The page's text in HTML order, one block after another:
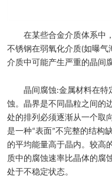
在某些合金介质体系中
不锈钢在弱氧化介质(如曝气
介质中可能产生严重的晶间
晶间腐蚀:金属材料在特
蚀。晶界是不同晶粒之间的
处的排列必须逐渐从一个取
是一种“表面”不完整的结构
的平均能量高于晶内。较高
质中的腐蚀速率比晶体的腐
处于不稳定状态。